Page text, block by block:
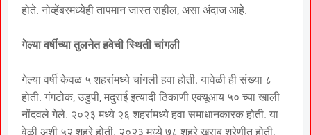
होते. नोव्हेंबरमध्येही तापमान जास्त राहील, असा अंदाज आहे.
गेल्या वर्षीच्या तुलनेत हवेची स्थिती चांगली
गेल्या वर्षी केवळ ५ शहरांमध्ये चांगली हवा होती. यावेळी ही संख्या ८
होती. गंगटोक, उडुपी, मदुराई इत्यादी ठिकाणी एक्यूआय ५० च्या खाली
नोंदवले गेले. २०२३ मध्ये २६ शहरांमध्ये हवा समाधानकारक होती. या
वेळी अशी ५२ शहरे होती. २०२३ मध्ये ७८ शहरे खराब श्रेणीत होती.